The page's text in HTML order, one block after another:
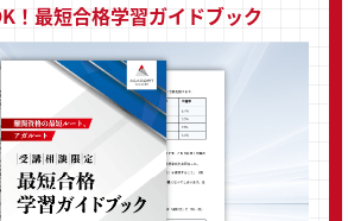
！最短合格学習ガイドブック